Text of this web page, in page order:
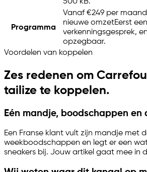
500 kB.
Programma
Vanaf €249 per
nieuwe omzetEerst
verkenningsgesprek,
opzegbaar.
Voordelen van koppelen
Zes redenen om
tailize te koppelen.
Eén mandje, boodschappen en
Een Franse klant vult zijn mandje met
weekboodschappen en legt er een
sneakers bij. Jouw artikel gaat mee in